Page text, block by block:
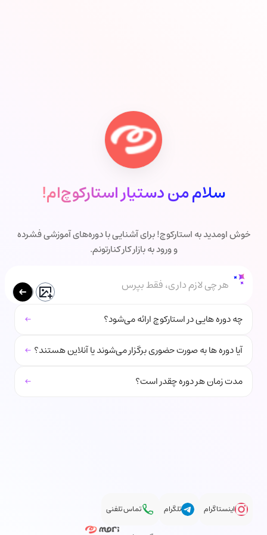
سلام من دستیار استارکوچ‌ام!
خوش اومدید به استارکوچ! برای آشنایی با دوره‌های آموزشی فشرده
و ورود به بازار کار کنارتونم.
هر چی لازم داری، فقط بپرس
چه دوره هایی در استارکوچ ارائه می‌شود؟ ←
آیا دوره ها به صورت حضوری برگزار می‌شوند یا آنلاین هستند؟ ←
مدت زمان هر دوره چقدر است؟ ←
اینستاگرام تلگرام تماس تلفنی